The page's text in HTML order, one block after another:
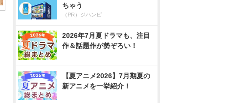
ちゃう
（PR）ジハンピ
2026年7月夏ドラマも、注目
作＆話題作が勢ぞろい！
【夏アニメ2026】7月期夏の
新アニメを一挙紹介！